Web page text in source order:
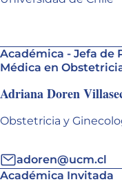
Académica - Jefa de
Médica en
Adriana Doren
Obstetricia y
adoren@ucm.cl
Académica Invitada